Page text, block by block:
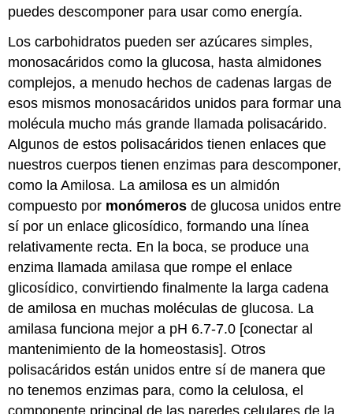
puedes descomponer para usar como energía.
Los carbohidratos pueden ser azúcares simples,
monosacáridos como la glucosa, hasta almidones
complejos, a menudo hechos de cadenas largas de
esos mismos monosacáridos unidos para formar una
molécula mucho más grande llamada polisacárido.
Algunos de estos polisacáridos tienen enlaces que
nuestros cuerpos tienen enzimas para descomponer,
como la Amilosa. La amilosa es un almidón
compuesto por monómeros de glucosa unidos entre
sí por un enlace glicosídico, formando una línea
relativamente recta. En la boca, se produce una
enzima llamada amilasa que rompe el enlace
glicosídico, convirtiendo finalmente la larga cadena
de amilosa en muchas moléculas de glucosa. La
amilasa funciona mejor a pH 6.7-7.0 [conectar al
mantenimiento de la homeostasis]. Otros
polisacáridos están unidos entre sí de manera que
no tenemos enzimas para, como la celulosa, el